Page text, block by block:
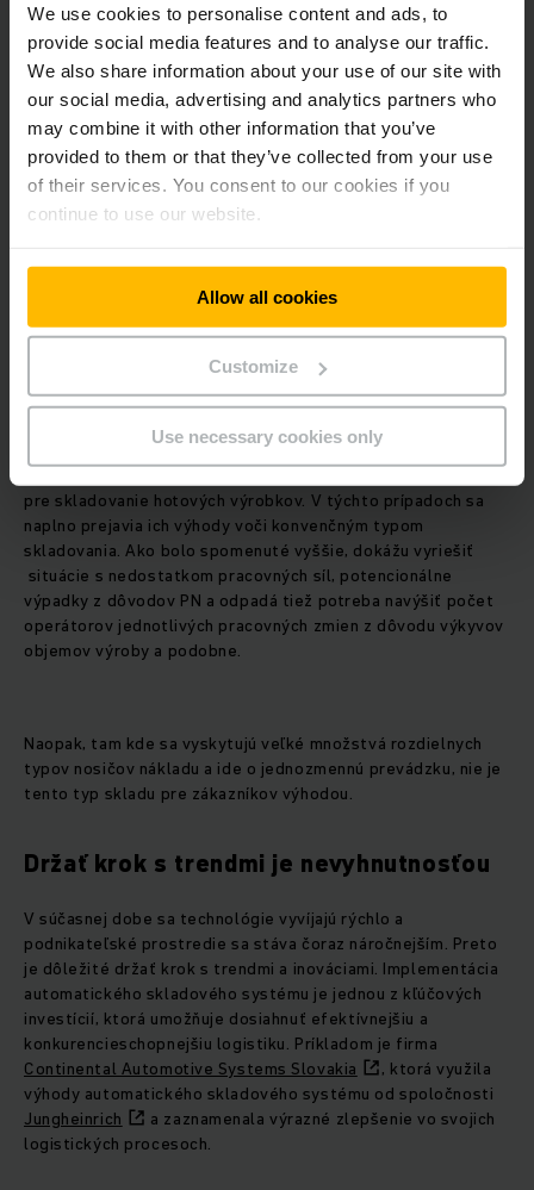
We use cookies to personalise content and ads, to
provide social media features and to analyse our traffic.
We also share information about your use of our site with
our social media, advertising and analytics partners who
may combine it with other information that you’ve
provided to them or that they’ve collected from your use
of their services. You consent to our cookies if you
continue to use our website.
Allow all cookies
Customize
Use necessary cookies only
zamestnancov. Poskytujú tiež presný prehľad o pohybe
tovaru a zaznamenaných udalostiach, čo umožňuje riešiť v
skladoch potenciálne problémy.
Kedy sa oplatí investovať do
automatických skladov
metrov, stabilné zloženie nosičov nákladu, definovateľné
materiálové toky a zmenovosť operatívy.
Automatické sklady si nájdu uplatnenie tam, kde sa vyžaduje
trojzmenná, prípadne nepretržitá prevádzka. Sú vhodné pre
pre skladovanie hotových výrobkov. V týchto prípadoch sa
naplno prejavia ich výhody voči konvenčným typom
skladovania. Ako bolo spomenuté vyššie, dokážu vyriešiť
situácie s nedostatkom pracovných síl, potencionálne
výpadky z dôvodov PN a odpadá tiež potreba navýšiť počet
operátorov jednotlivých pracovných zmien z dôvodu výkyvov
objemov výroby a podobne.
Naopak, tam kde sa vyskytujú veľké množstvá rozdielnych
typov nosičov nákladu a ide o jednozmennú prevádzku, nie je
tento typ skladu pre zákazníkov výhodou.
Držať krok s trendmi je nevyhnutnosťou
V súčasnej dobe sa technológie vyvíjajú rýchlo a
podnikateľské prostredie sa stáva čoraz náročnejším. Preto
je dôležité držať krok s trendmi a inováciami. Implementácia
automatického skladového systému je jednou z kľúčových
investícií, ktorá umožňuje dosiahnuť efektívnejšiu a
konkurencieschopnejšiu logistiku. Príkladom je firma
Continental Automotive Systems Slovakia
, ktorá využila
výhody automatického skladového systému od spoločnosti
Jungheinrich
a zaznamenala výrazné zlepšenie vo svojich
logistických procesoch.